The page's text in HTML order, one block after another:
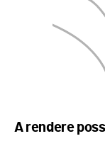
A rendere